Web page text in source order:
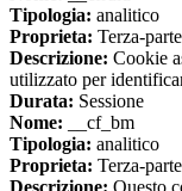
Tipologia: analitico
Proprieta: Terza-parte
Descrizione: Cookie
utilizzato per
Durata: Sessione
Nome: __cf_bm
Tipologia: analitico
Proprieta: Terza-parte